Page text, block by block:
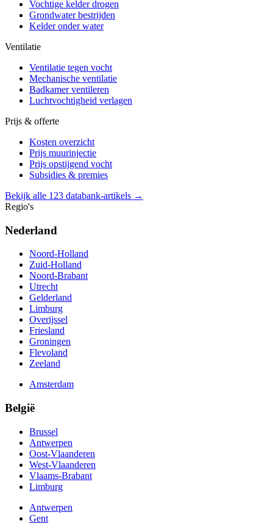
Vochtige kelder drogen
Grondwater bestrijden
Kelder onder water
Ventilatie
Ventilatie tegen vocht
Mechanische ventilatie
Badkamer ventileren
Luchtvochtigheid verlagen
Prijs & offerte
Kosten overzicht
Prijs muurinjectie
Prijs opstijgend vocht
Subsidies & premies
Bekijk alle 123 databank-artikels →
Regio's
Nederland
Noord-Holland
Zuid-Holland
Noord-Brabant
Utrecht
Gelderland
Limburg
Overijssel
Friesland
Groningen
Flevoland
Zeeland
Amsterdam
België
Brussel
Antwerpen
Oost-Vlaanderen
West-Vlaanderen
Vlaams-Brabant
Limburg
Antwerpen
Gent